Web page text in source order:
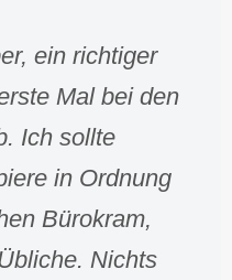
ein richtiger
Mal bei den
Ich sollte
in Ordnung
Bürokram,
Nichts